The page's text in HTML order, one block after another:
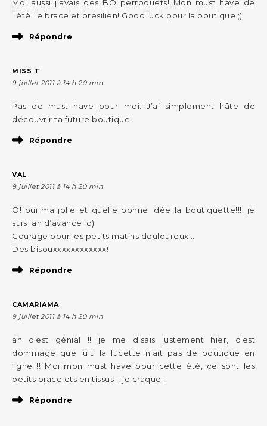
Moi aussi j’avais des BO perroquets! Mon must have de
l’été: le bracelet brésilien! Good luck pour la boutique ;)
Répondre
MISS T
9 juillet 2011 à 14 h 20 min
Pas de must have pour moi. J’ai simplement hâte de
découvrir ta future boutique!
Répondre
VAL
9 juillet 2011 à 14 h 20 min
O! oui ma jolie et quelle bonne idée la boutiquette!!!! je
suis fan d’avance ;o)
Courage pour les petits matins douloureux…
Des bisouxxxxxxxxxxxx!
Répondre
CAMARIAMA
9 juillet 2011 à 14 h 20 min
ah c’est génial !! je me disais justement hier, c’est
dommage que lulu la lucette n’ait pas de boutique en
ligne !! Moi mon must have pour cette été, ce sont les
petits bracelets en tissus !! je craque !
Répondre